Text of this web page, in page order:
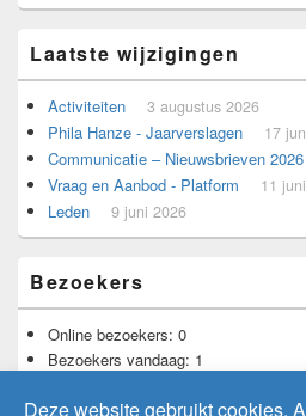
Voorbeeld voor adverteerders.
Laatste wijzigingen
Activiteiten 3 augustus 2026
Phila Hanze - Jaarverslagen 17
Communicatie – Nieuwsbrieven 2026
Vraag en Aanbod - Platform 11
Leden 9 juni 2026
Bezoekers
Online bezoekers: 0
Bezoekers vandaag: 1
Totaal aantal bezoekers:11.735
Deze website gebruikt cookies.